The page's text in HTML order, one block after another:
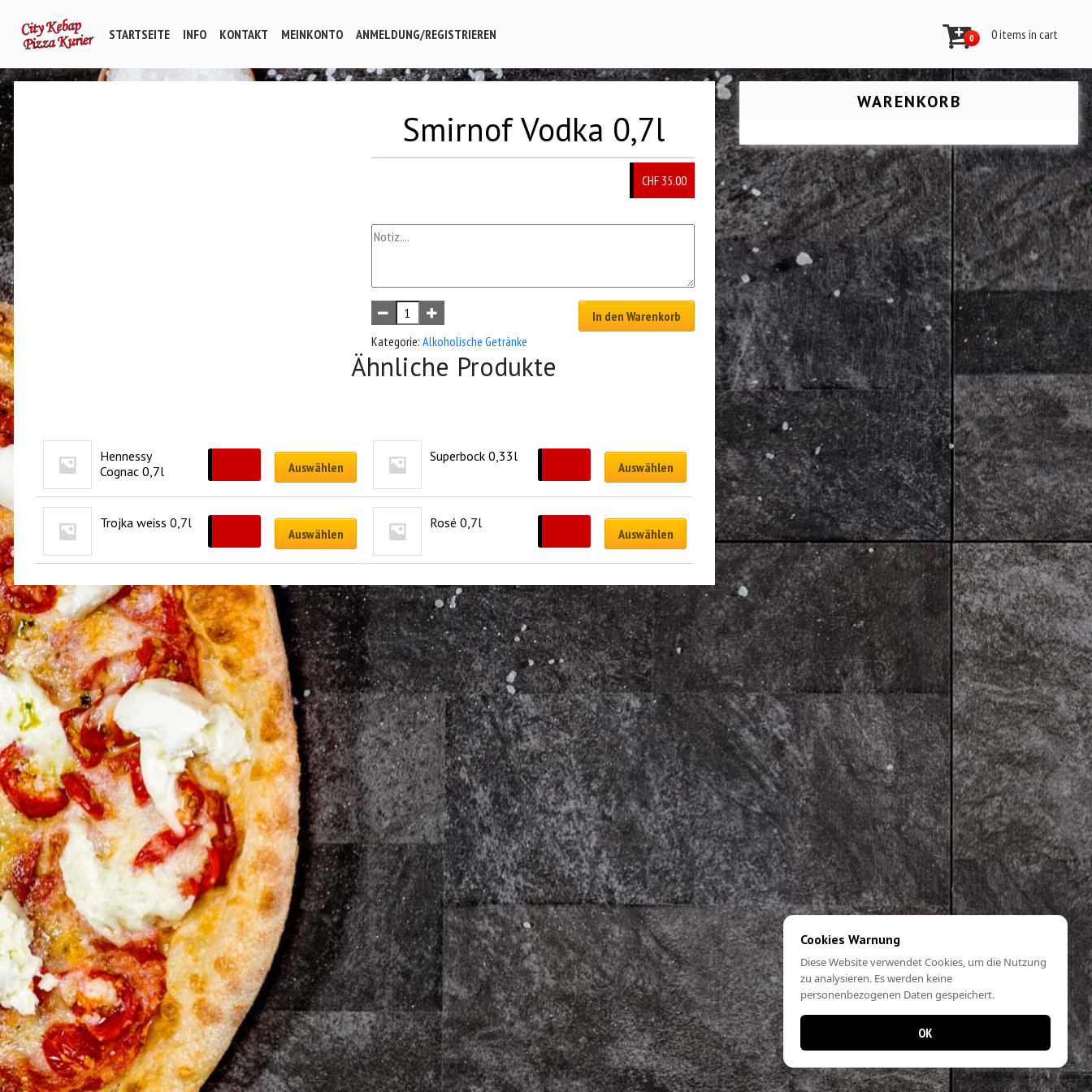
STARTSEITE INFO KONTAKT MEINKONTO ANMELDUNG/REGISTRIEREN 0 0 items in cart
Smirnof Vodka 0,7l
CHF 35.00
In den Warenkorb
Kategorie: Alkoholische Getränke
Ähnliche Produkte
Hennessy
Cognac 0,7l
Auswählen
Superbock 0,33l
Auswählen
Trojka weiss 0,7l
Auswählen
Rosé 0,7l
Auswählen
WARENKORB
Cookies Warnung
Diese Website verwendet Cookies, um die Nutzung
zu analysieren. Es werden keine
personenbezogenen Daten gespeichert.
OK